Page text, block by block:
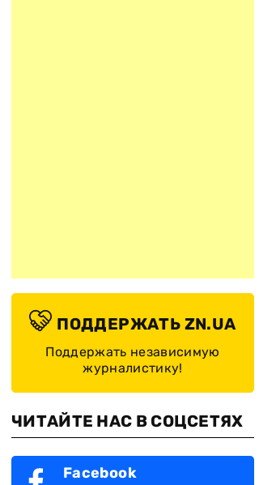
ПОДДЕРЖАТЬ ZN.UA
Поддержать независимую
журналистику!
ЧИТАЙТЕ НАС В СОЦСЕТЯХ
Facebook